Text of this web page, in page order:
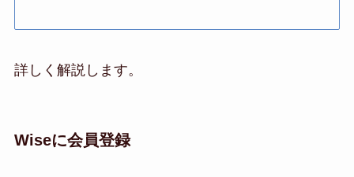
詳しく解説します。
Wiseに会員登録